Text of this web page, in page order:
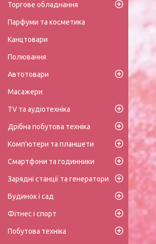
Торгове обладнання
Парфуми та косметика
Канцтовари
Полювання
Автотовари
Масажери
TV та аудіотехніка
Дрібна побутова техніка
Комп'ютери та планшети
Смартфони та годинники
Зарядні станції та генератори
Будинок і сад
Фітнес і спорт
Побутова техніка